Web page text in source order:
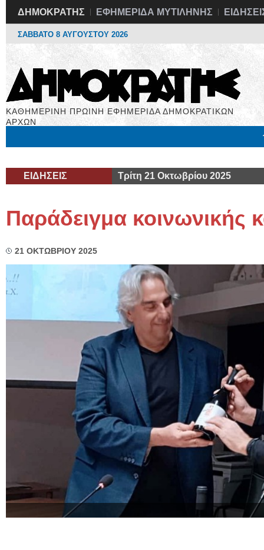
ΔΗΜΟΚΡΑΤΗΣ ΕΦΗΜΕΡΙΔΑ ΜΥΤΙΛΗΝΗΣ
ΣΑΒΒΑΤΟ 8 ΑΥΓΟΥΣΤΟΥ 2026
ΚΑΘΗΜΕΡΙΝΗ ΠΡΩΙΝΗ ΕΦΗΜΕΡΙΔΑ ΔΗΜΟΚΡΑΤΙΚΩΝ
ΑΡΧΩΝ
ΕΙΔΗΣΕΙΣ Τρίτη 21 Οκτωβρίου 2025
Παράδειγμα κοινωνικής
21 ΟΚΤΩΒΡΙΟΥ 2025